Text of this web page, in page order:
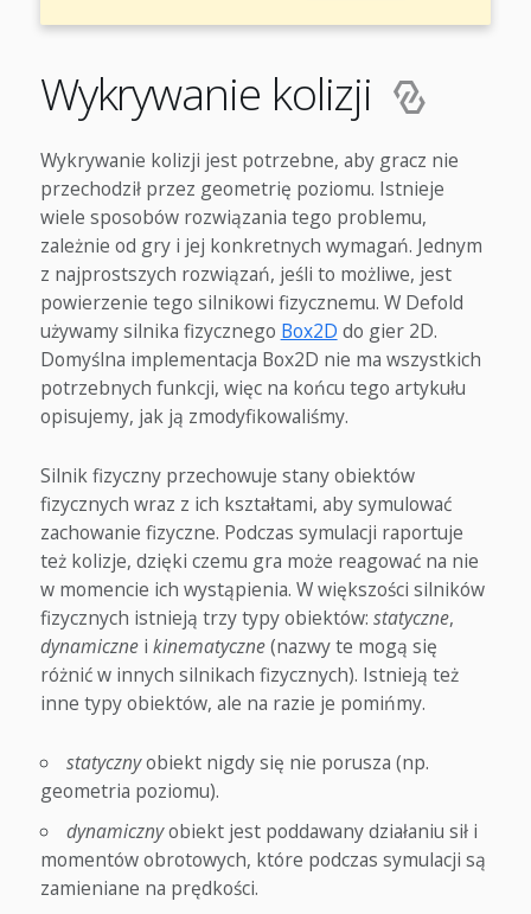
Wykrywanie kolizji
Wykrywanie kolizji jest potrzebne, aby gracz nie
przechodził przez geometrię poziomu. Istnieje
wiele sposobów rozwiązania tego problemu,
zależnie od gry i jej konkretnych wymagań. Jednym
z najprostszych rozwiązań, jeśli to możliwe, jest
powierzenie tego silnikowi fizycznemu. W Defold
używamy silnika fizycznego Box2D do gier 2D.
Domyślna implementacja Box2D nie ma wszystkich
potrzebnych funkcji, więc na końcu tego artykułu
opisujemy, jak ją zmodyfikowaliśmy.
Silnik fizyczny przechowuje stany obiektów
fizycznych wraz z ich kształtami, aby symulować
zachowanie fizyczne. Podczas symulacji raportuje
też kolizje, dzięki czemu gra może reagować na nie
w momencie ich wystąpienia. W większości silników
fizycznych istnieją trzy typy obiektów: statyczne,
dynamicznei kinematyczne(nazwy te mogą się
różnić w innych silnikach fizycznych). Istnieją też
inne typy obiektów, ale na razie je pomińmy.
statycznyobiekt nigdy się nie porusza (np.
geometria poziomu).
dynamicznyobiekt jest poddawany działaniu sił i
momentów obrotowych, które podczas symulacji są
zamieniane na prędkości.